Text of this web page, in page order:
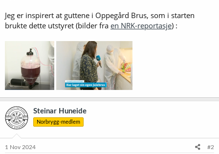
Jeg er inspirert at guttene i Oppegård Brus, som i starten
brukte dette utstyret (bilder fra en NRK-reportasje) :
Steinar Huneide
Norbrygg-medlem
1 Nov 2024 #2